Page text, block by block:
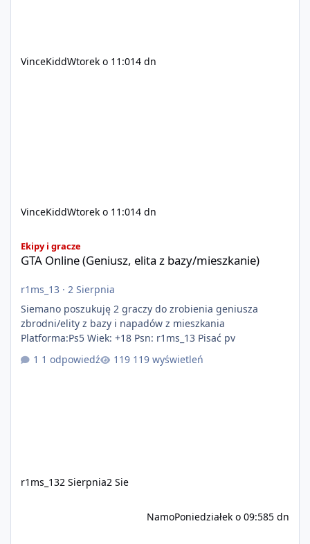
VinceKiddWtorek o 11:014 dn
VinceKiddWtorek o 11:014 dn
Ekipy i gracze
GTA Online (Geniusz, elita z bazy/mieszkanie)
r1ms_13 · 2 Sierpnia
Siemano poszukuję 2 graczy do zrobienia geniusza
zbrodni/elity z bazy i napadów z mieszkania
Platforma:Ps5 Wiek: +18 Psn: r1ms_13 Pisać pv
1 odpowiedź
119 wyświetleń
r1ms_132 Sierpnia2 Sie
NamoPoniedziałek o 09:585 dn